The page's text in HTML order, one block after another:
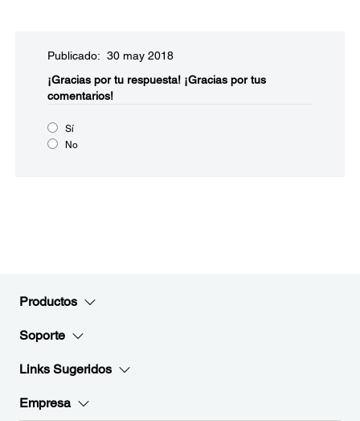
Publicado: 30 may 2018
¡Gracias por tu respuesta! ¡Gracias por tus
comentarios!
Sí
No
Productos
Soporte
Links Sugeridos
Empresa